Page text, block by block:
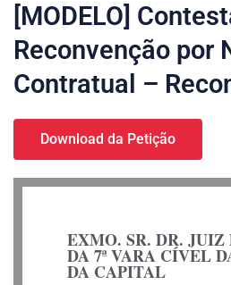
[MODELO]
Reconvenção por
Contratual –
Download da Petição
EXMO. SR. DR.
DA 7ª VARA CÍVEL
DA CAPITAL